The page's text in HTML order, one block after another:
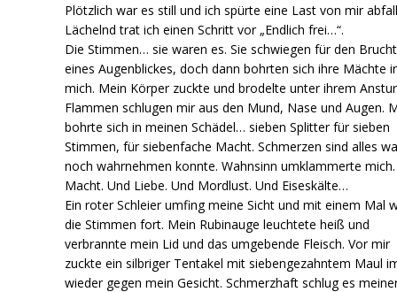
Plötzlich war es still und ich spürte eine Last von mir
Lächelnd trat ich einen Schritt vor „Endlich frei…“.
Die Stimmen… sie waren es. Sie schwiegen für den
eines Augenblickes, doch dann bohrten sich ihre Mächte
mich. Mein Körper zuckte und brodelte unter ihrem
Flammen schlugen mir aus den Mund, Nase und Augen.
bohrte sich in meinen Schädel… sieben Splitter für sieben
Stimmen, für siebenfache Macht. Schmerzen sind alles
noch wahrnehmen konnte. Wahnsinn umklammerte
Macht. Und Liebe. Und Mordlust. Und Eiseskälte…
Ein roter Schleier umfing meine Sicht und mit einem Mal
die Stimmen fort. Mein Rubinauge leuchtete heiß und
verbrannte mein Lid und das umgebende Fleisch. Vor mir
zuckte ein silbriger Tentakel mit siebengezahntem Maul
wieder gegen mein Gesicht. Schmerzhaft schlug es